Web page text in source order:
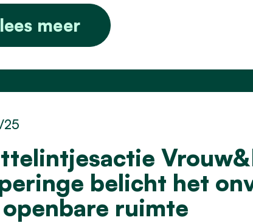
meer
belicht het
ruimte
25